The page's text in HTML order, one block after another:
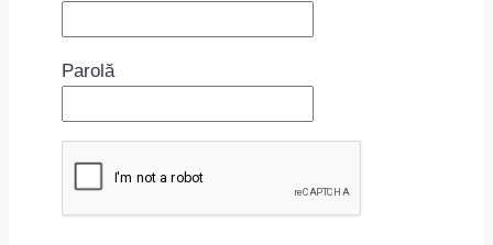
Parolă